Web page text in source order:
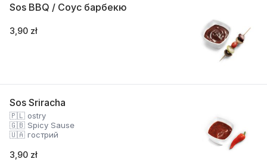
Sos BBQ / Соус барбекю
3,90 zł
Sos Sriracha
🇵🇱 ostry
🇬🇧 Spicy Sause
🇺🇦 гострий
3,90 zł